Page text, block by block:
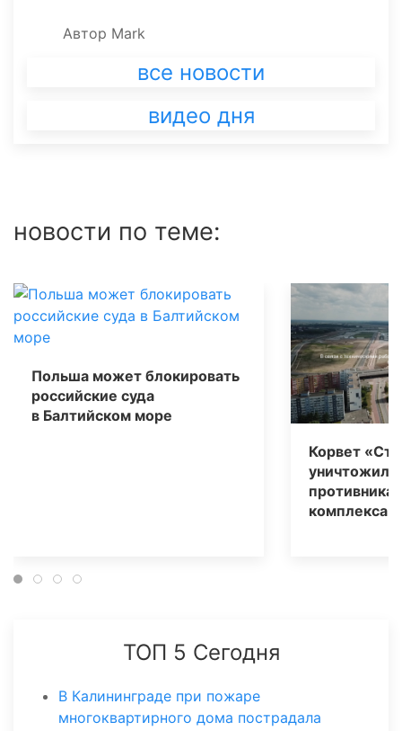
Автор Mark
все новости
видео дня
новости по теме:
Польша может блокировать
российские суда
в Балтийском море
Корвет
уничтожил
комплекса
ТОП 5 Сегодня
В Калининграде при пожаре
многоквартирного дома пострадала